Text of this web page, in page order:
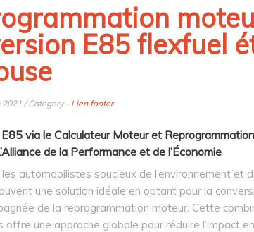
E85 flexfuel
/ Category - Lien footer
via le Calculateur Moteur et
de la Performance et de l’Économie
automobilistes soucieux de l’environnement et
une solution idéale en optant pour la
de la reprogrammation moteur. Cette
offre une approche globale pour réduire l’impact